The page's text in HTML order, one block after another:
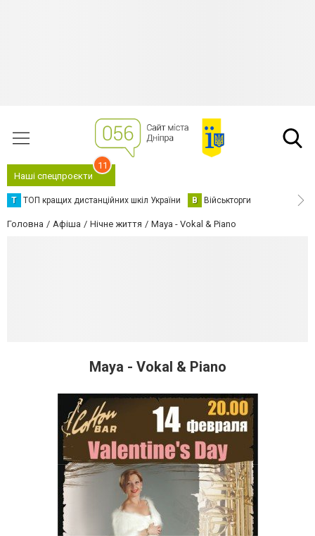
Наші спецпроєкти
11
Т ТОП кращих дистанційних шкіл України В Військторги
Головна Афіша Нічне життя Maya - Vokal & Piano
Maya - Vokal & Piano